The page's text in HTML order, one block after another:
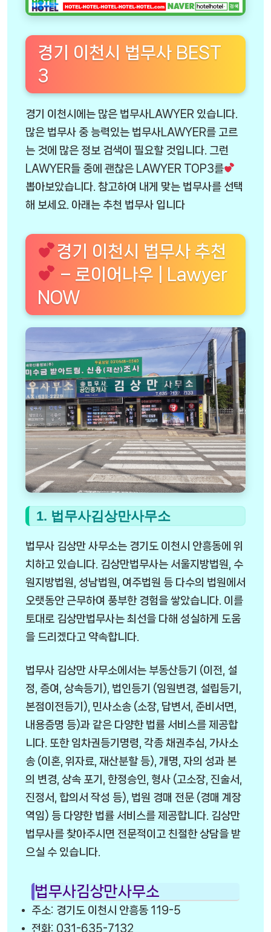
경기 이천시 법무사 BEST
3
경기 이천시에는 많은 법무사LAWYER 있습니다.
많은 법무사 중 능력있는 법무사LAWYER를 고르
는 것에 많은 정보 검색이 필요할 것입니다. 그런
LAWYER들 중에 괜찮은 LAWYER TOP3를
뽑아보았습니다. 참고하여 내게 맞는 법무사를 선택
해 보세요. 아래는 추천 법무사 입니다
경기 이천시 법무사 추천
– 로이어나우 | Lawyer
NOW
1. 법무사김상만사무소
법무사 김상만 사무소는 경기도 이천시 안흥동에 위
치하고 있습니다. 김상만법무사는 서울지방법원, 수
원지방법원, 성남법원, 여주법원 등 다수의 법원에서
오랫동안 근무하여 풍부한 경험을 쌓았습니다. 이를
토대로 김상만법무사는 최선을 다해 성실하게 도움
을 드리겠다고 약속합니다.
법무사 김상만 사무소에서는 부동산등기 (이전, 설
정, 증여, 상속등기), 법인등기 (임원변경, 설립등기,
본점이전등기), 민사소송 (소장, 답변서, 준비서면,
내용증명 등)과 같은 다양한 법률 서비스를 제공합
니다. 또한 임차권등기명령, 각종 채권추심, 가사소
송 (이혼, 위자료, 재산분할 등), 개명, 자의 성과 본
의 변경, 상속 포기, 한정승인, 형사 (고소장, 진술서,
진정서, 합의서 작성 등), 법원 경매 전문 (경매 계장
역임) 등 다양한 법률 서비스를 제공합니다. 김상만
법무사를 찾아주시면 전문적이고 친절한 상담을 받
으실 수 있습니다.
법무사김상만사무소
주소: 경기도 이천시 안흥동 119-5
전화: 031-635-7132